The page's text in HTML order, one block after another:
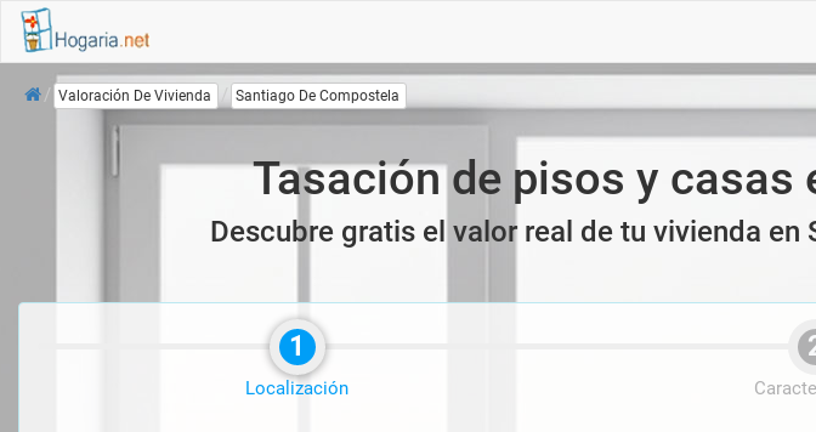
InicioValoración De Vivienda Santiago De Compostela
Tasación de pisos y casas
Descubre gratis el valor real de tu vivienda
1
Localización